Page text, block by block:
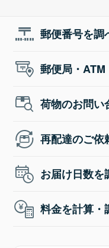
郵便番号を調
郵便局・
荷物のお問い
再配達のご依
お届け日数を
料金を計算・